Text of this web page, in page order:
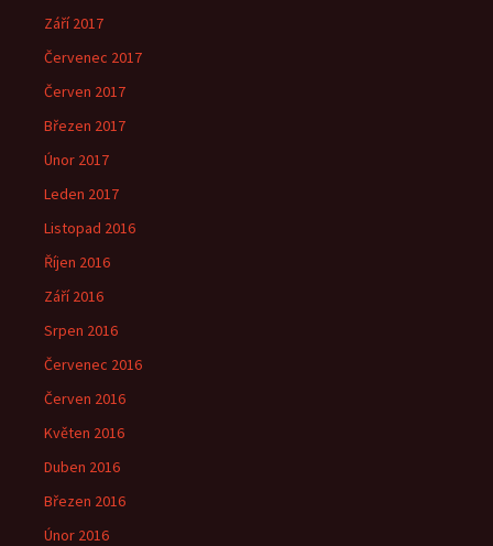
Září 2017
Červenec 2017
Červen 2017
Březen 2017
Únor 2017
Leden 2017
Listopad 2016
Říjen 2016
Září 2016
Srpen 2016
Červenec 2016
Červen 2016
Květen 2016
Duben 2016
Březen 2016
Únor 2016